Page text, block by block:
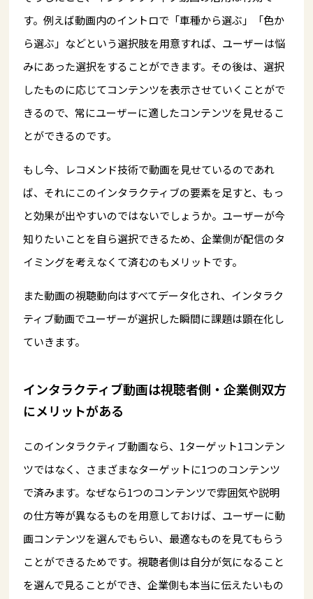
す。例えば動画内のイントロで「車種から選ぶ」「色か
ら選ぶ」などという選択肢を用意すれば、ユーザーは悩
みにあった選択をすることができます。その後は、選択
したものに応じてコンテンツを表示させていくことがで
きるので、常にユーザーに適したコンテンツを見せるこ
とができるのです。
もし今、レコメンド技術で動画を見せているのであれ
ば、それにこのインタラクティブの要素を足すと、もっ
と効果が出やすいのではないでしょうか。ユーザーが今
知りたいことを自ら選択できるため、企業側が配信のタ
イミングを考えなくて済むのもメリットです。
また動画の視聴動向はすべてデータ化され、インタラク
ティブ動画でユーザーが選択した瞬間に課題は顕在化し
ていきます。
インタラクティブ動画は視聴者側・企業側双方
にメリットがある
このインタラクティブ動画なら、1ターゲット1コンテン
ツではなく、さまざまなターゲットに1つのコンテンツ
で済みます。なぜなら1つのコンテンツで雰囲気や説明
の仕方等が異なるものを用意しておけば、ユーザーに動
画コンテンツを選んでもらい、最適なものを見てもらう
ことができるためです。視聴者側は自分が気になること
を選んで見ることができ、企業側も本当に伝えたいもの